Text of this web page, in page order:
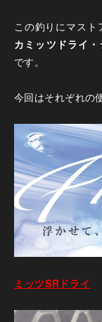
この釣りにマスト
カミッツドライ
です。
今回はそれぞれの
ミ ッツSRドライ